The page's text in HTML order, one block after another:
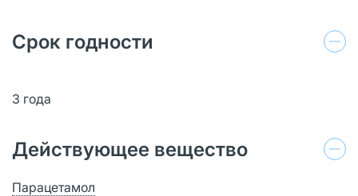
Срок годности
3 года
Действующее вещество
Парацетамол